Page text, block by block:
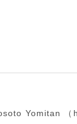
Yomitan （